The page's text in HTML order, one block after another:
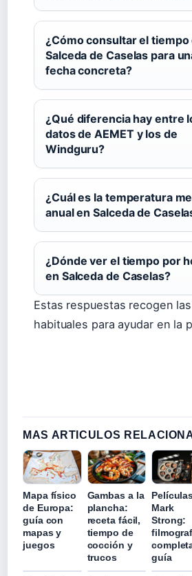
¿Cómo consultar el tiempo
Salceda de Caselas para
fecha concreta?
¿Qué diferencia hay entre
datos de AEMET y los de
Windguru?
¿Cuál es la temperatura
anual en Salceda de
¿Dónde ver el tiempo por
en Salceda de Caselas?
Estas respuestas recogen
habituales para ayudar en la
MAS ARTICULOS
Mapa físico
de Europa:
guía con
mapas y
juegos
Gambas a la
plancha:
receta fácil,
tiempo de
cocción y
trucos
Mark
Strong:
guía